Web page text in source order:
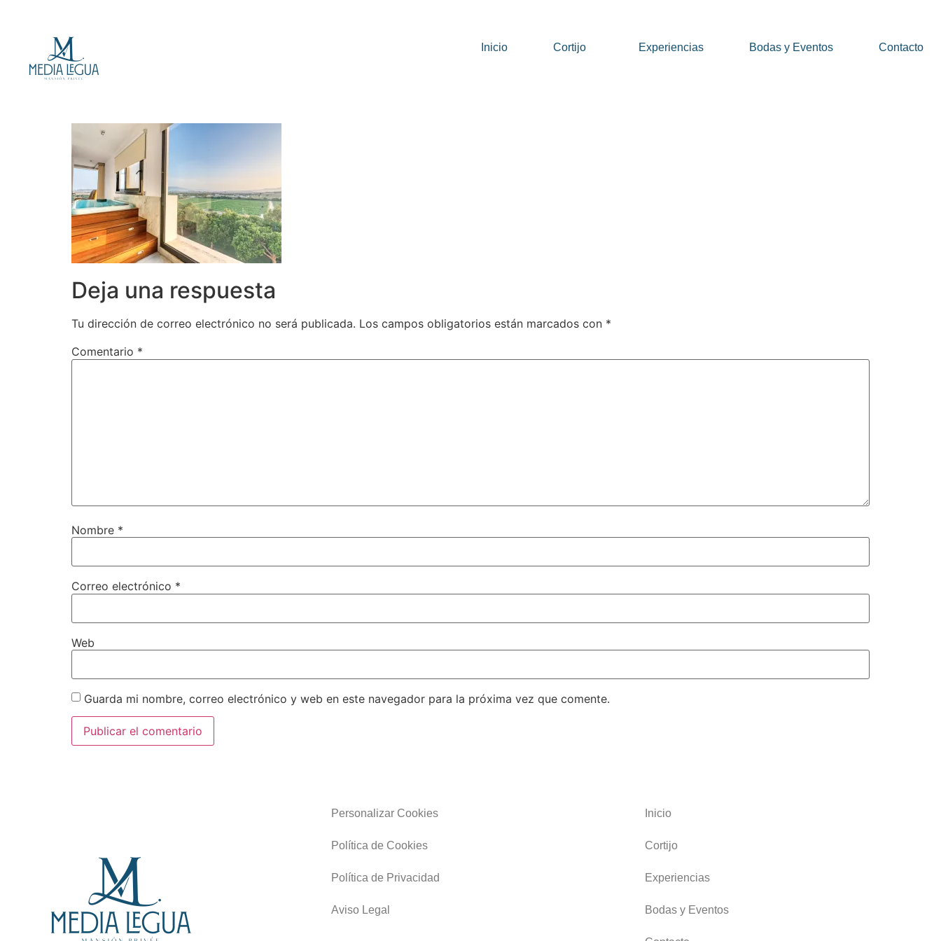
Inicio Cortijo Experiencias Bodas y Eventos Contacto
Deja una respuesta
Tu dirección de correo electrónico no será publicada. Los campos obligatorios están marcados con *
Comentario *
Nombre *
Correo electrónico *
Web
Guarda mi nombre, correo electrónico y web en este navegador para la próxima vez que comente.
Personalizar Cookies
Política de Cookies
Política de Privacidad
Aviso Legal
Inicio
Cortijo
Experiencias
Bodas y Eventos